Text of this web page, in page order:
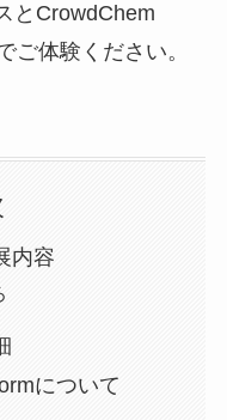
とCrowdChem
ご体験ください。
内容
について